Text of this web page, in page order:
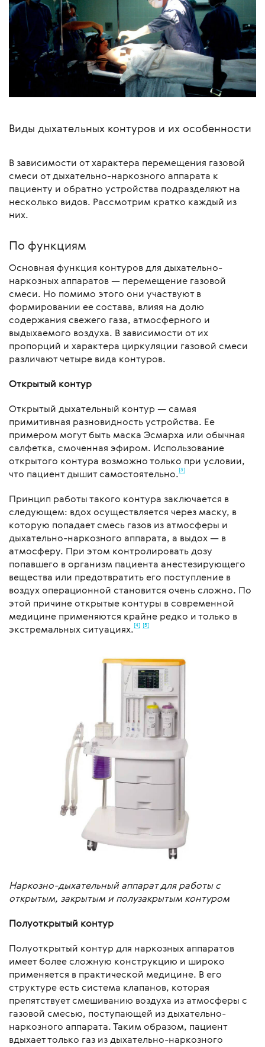
Виды дыхательных контуров и их особенности
В зависимости от характера перемещения газовой
смеси от дыхательно-наркозного аппарата к
пациенту и обратно устройства подразделяют на
несколько видов. Рассмотрим кратко каждый из
них.
По функциям
Основная функция контуров для дыхательно-
наркозных аппаратов — перемещение газовой
смеси. Но помимо этого они участвуют в
формировании ее состава, влияя на долю
содержания свежего газа, атмосферного и
выдыхаемого воздуха. В зависимости от их
пропорций и характера циркуляции газовой смеси
различают четыре вида контуров.
Открытый контур
Открытый дыхательный контур — самая
примитивная разновидность устройства. Ее
примером могут быть маска Эсмарха или обычная
салфетка, смоченная эфиром. Использование
открытого контура возможно только при условии,
что пациент дышит самостоятельно.[3]
Принцип работы такого контура заключается в
следующем: вдох осуществляется через маску, в
которую попадает смесь газов из атмосферы и
дыхательно-наркозного аппарата, а выдох — в
атмосферу. При этом контролировать дозу
попавшего в организм пациента анестезирующего
вещества или предотвратить его поступление в
воздух операционной становится очень сложно. По
этой причине открытые контуры в современной
медицине применяются крайне редко и только в
экстремальных ситуациях.[4] [5]
Наркозно-дыхательный аппарат для работы с
открытым, закрытым и полузакрытым контуром
Полуоткрытый контур
Полуоткрытый контур для наркозных аппаратов
имеет более сложную конструкцию и широко
применяется в практической медицине. В его
структуре есть система клапанов, которая
препятствует смешиванию воздуха из атмосферы с
газовой смесью, поступающей из дыхательно-
наркозного аппарата. Таким образом, пациент
вдыхает только газ из дыхательно-наркозного